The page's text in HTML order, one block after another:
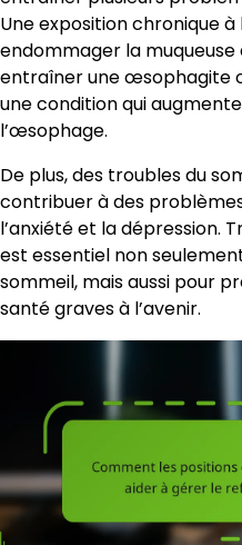
Une exposition chronique
endommager la
entraîner une œsophagite
une condition qui
l’œsophage.
De plus, des troubles du
contribuer à des
l’anxiété et la dépression.
est essentiel non
sommeil, mais aussi pour
santé graves à l’avenir.